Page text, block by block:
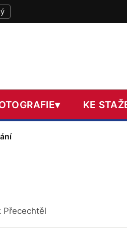
▾ KE
Přecechtěl